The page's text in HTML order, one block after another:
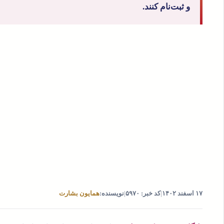
و ثبت‌نام کنند.
۱۷ اسفند ۱۴۰۲ |کد خبر: ۵۹۷۰ |نویسنده:همایون بشارت